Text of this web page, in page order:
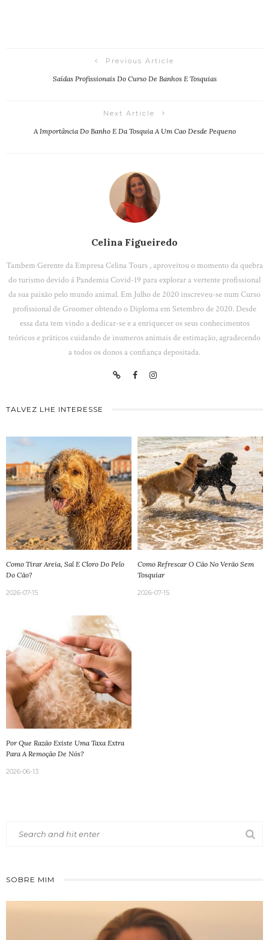
Previous Article
Saídas Profissionais Do Curso De Banhos E Tosquias
Next Article
A Importância Do Banho E Da Tosquia A Um Cao Desde Pequeno
Celina Figueiredo
Tambem Gerente da Empresa Celina Tours , aproveitou o momento da quebra
do turismo devido á Pandemia Covid-19 para explorar a vertente profissional
da sua paixão pelo mundo animal. Em Julho de 2020 inscreveu-se num Curso
profissional de Groomer obtendo o Diploma em Setembro de 2020. Desde
essa data tem vindo a dedicar-se e a enriquecer os seus conhecimentos
teóricos e práticos cuidando de inumeros animais de estimação, agradecendo
a todos os donos a confiança depositada.
TALVEZ LHE INTERESSE
Como Tirar Areia, Sal E Cloro Do Pelo
Do Cão?
2026-07-15
Como Refrescar O Cão No Verão Sem
Tosquiar
2026-07-15
Por Que Razão Existe Uma Taxa Extra
Para A Remoção De Nós?
2026-06-13
SOBRE MIM